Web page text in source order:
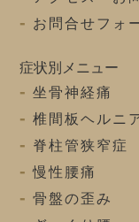
お問合せフォ
症状別メニュー
坐骨神経痛
椎間板ヘルニ
脊柱管狭窄症
慢性腰痛
骨盤の歪み